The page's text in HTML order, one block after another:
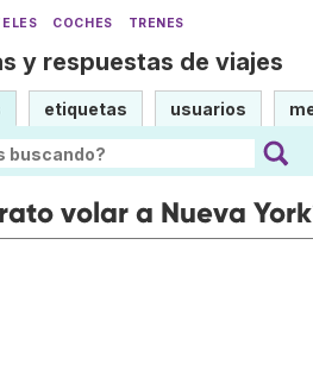
COCHES TRENES
y respuestas de viajes
etiquetas usuarios
volar a Nueva